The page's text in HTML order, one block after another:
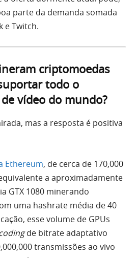
parte da demanda somada
e Twitch.
criptomoedas
todo o
vídeo do mundo?
mas a resposta é positiva
Ethereum, de cerca de 170,000
a aproximadamente
GTX 1080 minerando
uma hashrate média de 40
esse volume de GPUs
de bitrate adaptativo
transmissões ao vivo